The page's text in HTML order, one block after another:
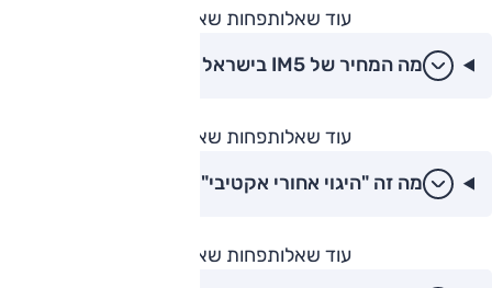
עוד שאלותפחות שאלות
מה המחיר של IM5 בישראל ב-2026?
עוד שאלותפחות שאלות
מה זה "היגוי אחורי אקטיבי" ב-IM5?
עוד שאלותפחות שאלות